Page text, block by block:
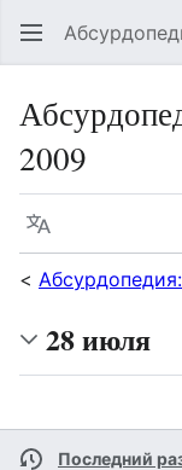
2009
Язык
<
28 июля
Последний